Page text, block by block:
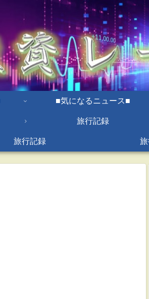
■気になるニュース■
旅行記録
旅行記録